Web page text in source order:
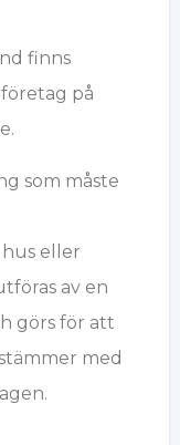
finns
på
som måste
eller
av en
görs för att
med